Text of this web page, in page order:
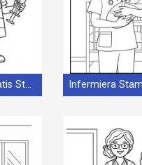
Infermiera Gratis Stampabile